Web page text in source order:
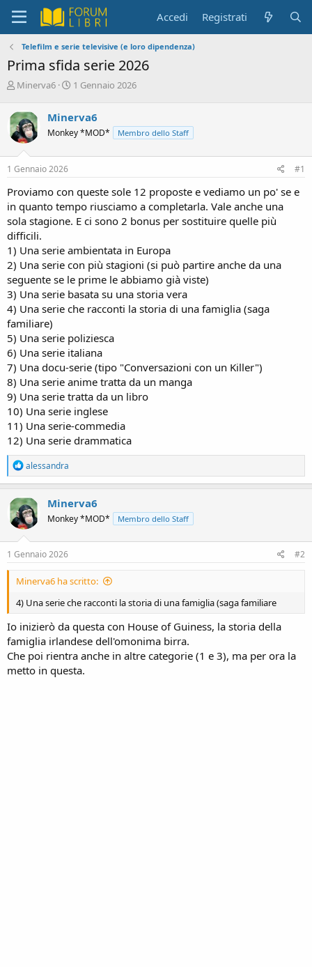
Accedi Registrati
Telefilm e serie televisive (e loro dipendenza)
Prima sfida serie 2026
C
e
a
t
o
r
e
i
s
c
u
o
n
e
Minerva6
D
a
d
i
z
i
o
1 Gennaio 2026
Minerva6
Monkey *MOD* Membro dello Staff
1 Gennaio 2026 #1
Proviamo con queste sole 12 proposte e vediamo un po' se e
in quanto tempo riusciamo a completarla. Vale anche una
sola stagione. E ci sono 2 bonus per sostituire quelle più
difficili.
1) Una serie ambientata in Europa
2) Una serie con più stagioni (si può partire anche da una
seguente se le prime le abbiamo già viste)
3) Una serie basata su una storia vera
4) Una serie che racconti la storia di una famiglia (saga
familiare)
5) Una serie poliziesca
6) Una serie italiana
7) Una docu-serie (tipo "Conversazioni con un Killer")
8) Una serie anime tratta da un manga
9) Una serie tratta da un libro
10) Una serie inglese
11) Una serie-commedia
12) Una serie drammatica
R
e
a
c
t
i
o
n
s
alessandra
Minerva6
Monkey *MOD* Membro dello Staff
1 Gennaio 2026 #2
Minerva6 ha scritto:
4) Una serie che racconti la storia di una famiglia (saga familiare
Io inizierò da questa con House of Guiness, la storia della
famiglia irlandese dell'omonima birra.
Che poi rientra anche in altre categorie (1 e 3), ma per ora la
metto in questa.